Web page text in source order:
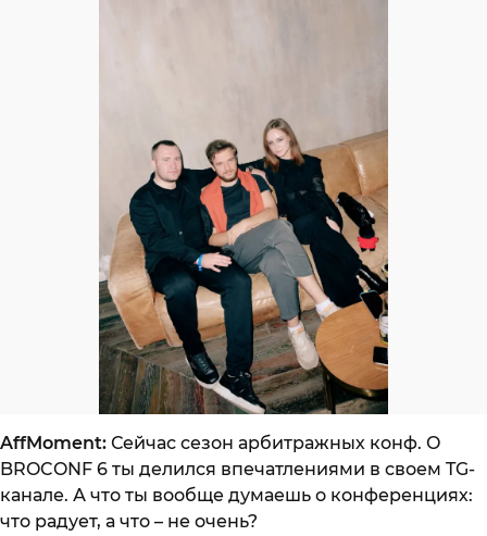
AffMoment: Сейчас сезон арбитражных конф. О
BROCONF 6 ты делился впечатлениями в своем TG-
канале. А что ты вообще думаешь о конференциях:
что радует, а что – не очень?